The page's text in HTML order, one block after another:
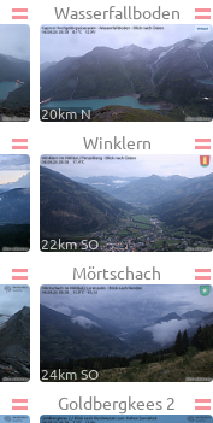
Wasserfallboden
20km N
Winklern
22km SO
Mörtschach
24km SO
Goldbergkees 2